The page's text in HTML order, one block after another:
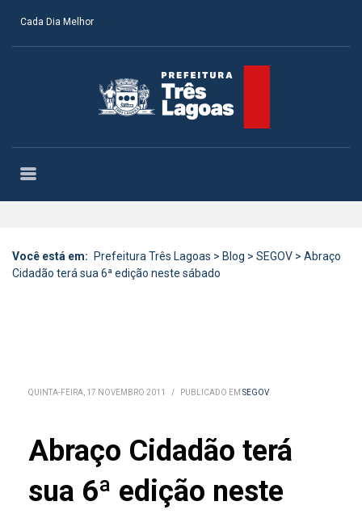
Cada Dia Melhor
Você está em: Prefeitura Três Lagoas > Blog > SEGOV > Abraço
Cidadão terá sua 6ª edição neste sábado
QUINTA-FEIRA, 17 NOVEMBRO 2011 / PUBLICADO EM SEGOV
Abraço Cidadão terá
sua 6ª edição neste